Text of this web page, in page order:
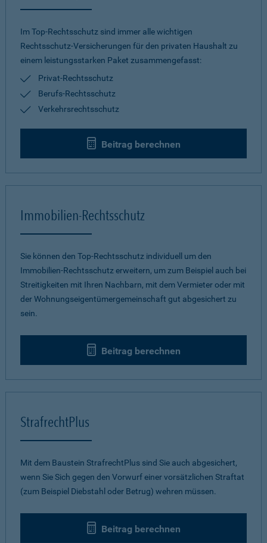
Im Top-Rechtsschutz sind immer alle wichtigen
Rechtsschutz-Versicherungen für den privaten Haushalt zu
einem leistungsstarken Paket zusammengefasst:
Privat-Rechtsschutz
Berufs-Rechtsschutz
Verkehrsrechtsschutz
Beitrag berechnen
Immobilien-Rechtsschutz
Sie können den Top-Rechtsschutz individuell um den
Immobilien-Rechtsschutz erweitern, um zum Beispiel auch bei
Streitigkeiten mit Ihren Nachbarn, mit dem Vermieter oder mit
der Wohnungseigentümergemeinschaft gut abgesichert zu
sein.
Beitrag berechnen
StrafrechtPlus
Mit dem Baustein StrafrechtPlus sind Sie auch abgesichert,
wenn Sie Sich gegen den Vorwurf einer vorsätzlichen Straftat
(zum Beispiel Diebstahl oder Betrug) wehren müssen.
Beitrag berechnen